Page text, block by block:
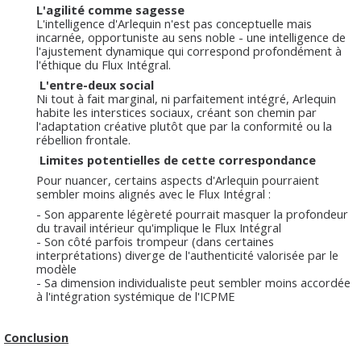
L'agilité comme sagesse
L'intelligence d'Arlequin n'est pas conceptuelle mais
incarnée, opportuniste au sens noble - une intelligence de
l'ajustement dynamique qui correspond profondément à
l'éthique du Flux Intégral.
L'entre-deux social
Ni tout à fait marginal, ni parfaitement intégré, Arlequin
habite les interstices sociaux, créant son chemin par
l'adaptation créative plutôt que par la conformité ou la
rébellion frontale.
Limites potentielles de cette correspondance
Pour nuancer, certains aspects d'Arlequin pourraient
sembler moins alignés avec le Flux Intégral :
- Son apparente légèreté pourrait masquer la profondeur
du travail intérieur qu'implique le Flux Intégral
- Son côté parfois trompeur (dans certaines
interprétations) diverge de l'authenticité valorisée par le
modèle
- Sa dimension individualiste peut sembler moins accordée
à l'intégration systémique de l'ICPME
Conclusion